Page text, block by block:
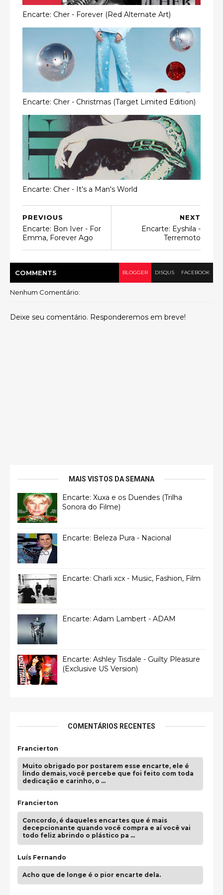
Encarte: Cher - Forever (Red Alternate Art)
Encarte: Cher - Christmas (Target Limited Edition)
Encarte: Cher - It's a Man's World
NEXT
Encarte: Eyshila -
Terremoto
PREVIOUS
Encarte: Bon Iver - For
Emma, Forever Ago
COMMENTS BLOGGER DISQUS FACEBOOK
Nenhum Comentário:
Deixe seu comentário. Responderemos em breve!
MAIS VISTOS DA SEMANA
Encarte: Xuxa e os Duendes (Trilha
Sonora do Filme)
Encarte: Beleza Pura - Nacional
Encarte: Charli xcx - Music, Fashion, Film
Encarte: Adam Lambert - ADAM
Encarte: Ashley Tisdale - Guilty Pleasure
(Exclusive US Version)
COMENTÁRIOS RECENTES
Francierton
Muito obrigado por postarem esse encarte, ele é
lindo demais, você percebe que foi feito com toda
dedicação e carinho, o …
Francierton
Concordo, é daqueles encartes que é mais
decepcionante quando você compra e aí você vai
todo feliz abrindo o plástico pa …
Luís Fernando
Acho que de longe é o pior encarte dela.